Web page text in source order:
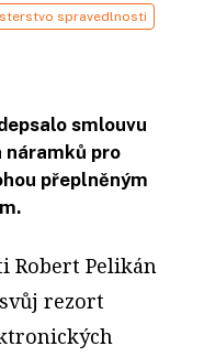
spravedlnosti
smlouvu
pro
přeplněným
Robert Pelikán
rezort